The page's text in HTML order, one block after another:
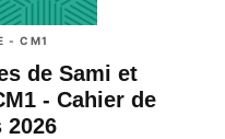
- CM1
de Sami et
- Cahier de
2026